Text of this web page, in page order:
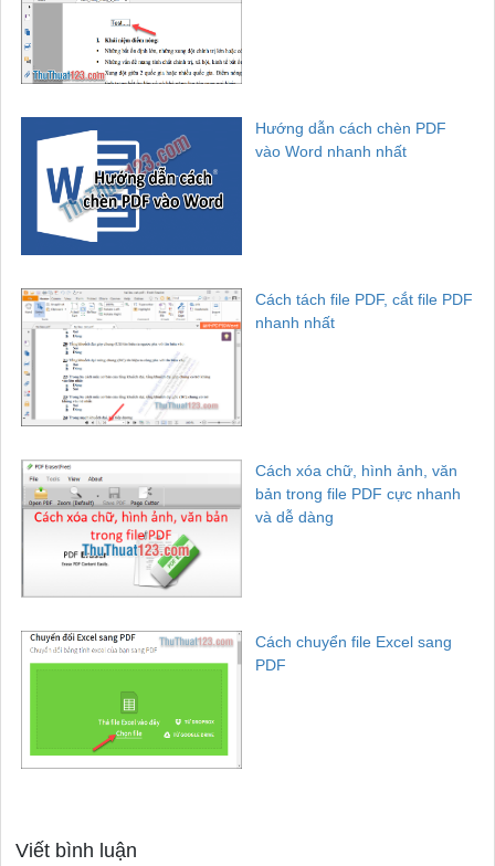
Hướng dẫn cách chèn PDF
vào Word nhanh nhất
Cách tách file PDF, cắt file PDF
nhanh nhất
Cách xóa chữ, hình ảnh, văn
bản trong file PDF cực nhanh
và dễ dàng
Cách chuyển file Excel sang
PDF
Viết bình luận